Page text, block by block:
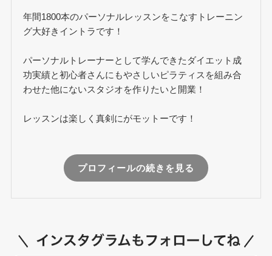
年間1800本のパーソナルレッスンをこなすトレーニン
グ大好きイントラです！
パーソナルトレーナーとして学んできたダイエット成
功実績と初心者さんにもやさしいピラティスを組み合
わせた他にないスタジオを作りたいと開業！
レッスンは楽しく真剣にがモットーです！
プロフィールの続きを見る